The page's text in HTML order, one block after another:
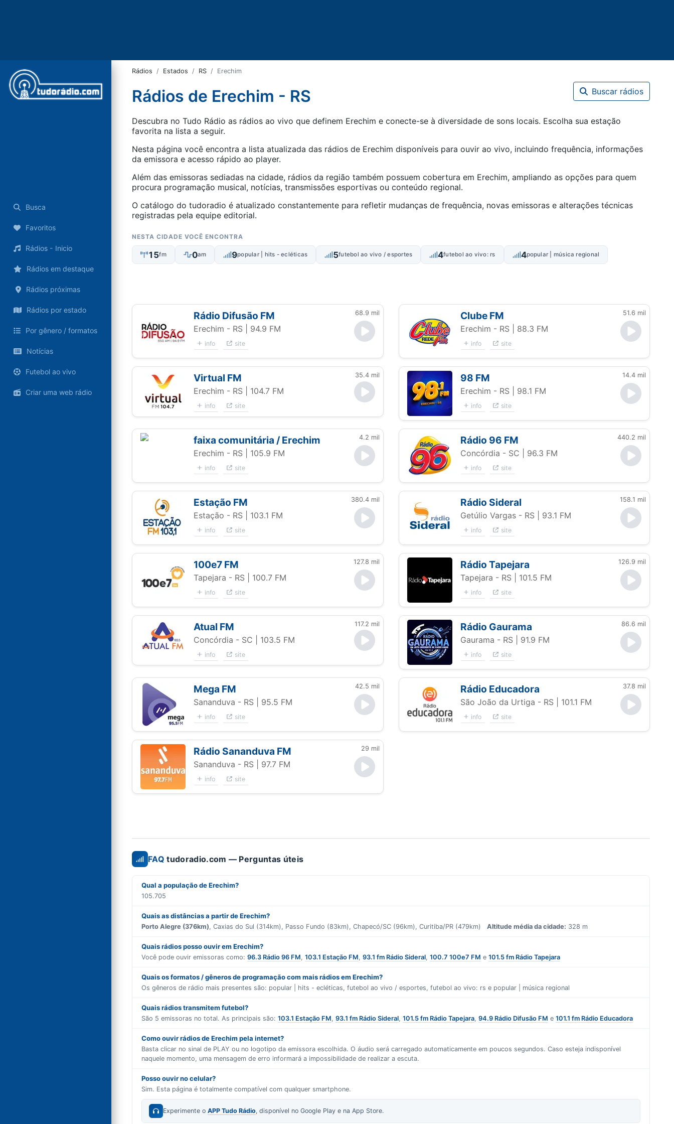
Busca
Favoritos
Rádios - Inicio
Rádios em destaque
Rádios próximas
Rádios por estado
Por gênero / formatos
Notícias
Futebol ao vivo
Criar uma web rádio
Rádios Estados RS Erechim
Rádios de Erechim - RS Buscar rádios
Descubra no Tudo Rádio as rádios ao vivo que definem Erechim e conecte-se à diversidade de sons locais. Escolha sua estação
favorita na lista a seguir.
Nesta página você encontra a lista atualizada das rádios de Erechim disponíveis para ouvir ao vivo, incluindo frequência, informações
da emissora e acesso rápido ao player.
Além das emissoras sediadas na cidade, rádios da região também possuem cobertura em Erechim, ampliando as opções para quem
procura programação musical, notícias, transmissões esportivas ou conteúdo regional.
O catálogo do tudoradio é atualizado constantemente para refletir mudanças de frequência, novas emissoras e alterações técnicas
registradas pela equipe editorial.
NESTA CIDADE VOCÊ ENCONTRA
15fm 0am 9popular | hits - ecléticas 5futebol ao vivo / esportes 4futebol ao vivo: rs 4popular | música regional
Rádio Difusão FM 68.9 mil
Erechim - RS | 94.9 FM
info site
Clube FM 51.6 mil
Erechim - RS | 88.3 FM
info site
Virtual FM 35.4 mil
Erechim - RS | 104.7 FM
info site
98 FM 14.4 mil
Erechim - RS | 98.1 FM
info site
faixa comunitária / Erechim 4.2 mil
Erechim - RS | 105.9 FM
info site
Rádio 96 FM 440.2 mil
Concórdia - SC | 96.3 FM
info site
Estação FM 380.4 mil
Estação - RS | 103.1 FM
info site
Rádio Sideral 158.1 mil
Getúlio Vargas - RS | 93.1 FM
info site
100e7 FM 127.8 mil
Tapejara - RS | 100.7 FM
info site
Rádio Tapejara 126.9 mil
Tapejara - RS | 101.5 FM
info site
Atual FM 117.2 mil
Concórdia - SC | 103.5 FM
info site
Rádio Gaurama 86.6 mil
Gaurama - RS | 91.9 FM
info site
Mega FM 42.5 mil
Sananduva - RS | 95.5 FM
info site
Rádio Educadora 37.8 mil
São João da Urtiga - RS | 101.1 FM
info site
Rádio Sananduva FM 29 mil
Sananduva - RS | 97.7 FM
info site
FAQ tudoradio.com — Perguntas úteis
Qual a população de Erechim?
105.705
Quais as distâncias a partir de Erechim?
Porto Alegre (376km), Caxias do Sul (314km), Passo Fundo (83km), Chapecó/SC (96km), Curitiba/PR (479km)Altitude média da cidade: 328 m
Quais rádios posso ouvir em Erechim?
Você pode ouvir emissoras como:96.3 Rádio 96 FM,103.1 Estação FM,93.1 fm Rádio Sideral,100.7 100e7 FM e101.5 fm Rádio Tapejara
Quais os formatos / gêneros de programação com mais rádios em Erechim?
Os gêneros de rádio mais presentes são: popular | hits - ecléticas,futebol ao vivo / esportes,futebol ao vivo: rs e popular | música regional
Quais rádios transmitem futebol?
São 5 emissoras no total. As principais são: 103.1 Estação FM,93.1 fm Rádio Sideral,101.5 fm Rádio Tapejara,94.9 Rádio Difusão FM e101.1 fm Rádio Educadora
Como ouvir rádios de Erechim pela internet?
Basta clicar no sinal de PLAY ou no logotipo da emissora escolhida. O áudio será carregado automaticamente em poucos segundos. Caso esteja indisponível
naquele momento, uma mensagem de erro informará a impossibilidade de realizar a escuta.
Posso ouvir no celular?
Sim. Esta página é totalmente compatível com qualquer smartphone.
Experimente oAPP Tudo Rádio, disponível no Google Play e na App Store.